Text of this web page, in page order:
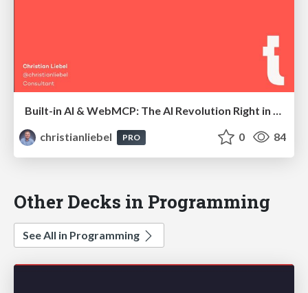
Built-in AI & WebMCP: The AI Revolution Right in Your Browser
christianliebel
PRO 0 84
Other Decks in Programming
See All in Programming